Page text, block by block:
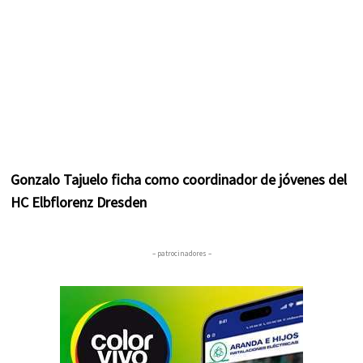
Gonzalo Tajuelo ficha como coordinador de jóvenes del
HC Elbflorenz Dresden
– patrocinadores –